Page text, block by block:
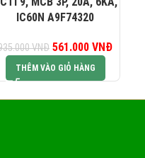
tại là:
VNĐ.
IC60N A9F74320
VNĐ
Giá gốc là:
935.000 VNĐ.
561.000 VNĐ
THÊM VÀO GIỎ HÀNG
0823 944 186